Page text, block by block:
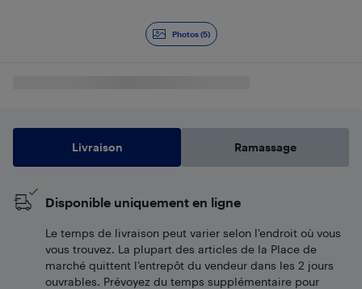
Photos (5)
Livraison Ramassage
Disponible uniquement en ligne
Le temps de livraison peut varier selon l'endroit où vous
vous trouvez. La plupart des articles de la Place de
marché quittent l’entrepôt du vendeur dans les 2 jours
ouvrables. Prévoyez du temps supplémentaire pour